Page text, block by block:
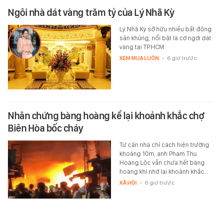
Ngôi nhà dát vàng trăm tỷ của Lý Nhã Kỳ
Lý Nhã Kỳ sở hữu nhiều bất động
sản khủng, nổi bật là cơ ngơi dát
vàng tại TP.HCM.
XEM MUA LUÔN - 6 giờ trước
Nhân chứng bàng hoàng kể lại khoảnh khắc chợ
Biên Hòa bốc cháy
Từ căn nhà chỉ cách hiện trường
khoảng 10m, anh Phạm Thu
Hoàng Lộc vẫn chưa hết bàng
hoàng khi nhớ lại khoảnh khắc…
XÃ HỘI - 6 giờ trước